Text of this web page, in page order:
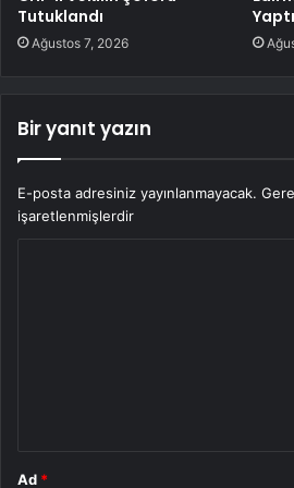
Tutuklandı
Ağustos 7, 2026
Bir yanıt yazın
E-posta adresiniz yayınlanmayacak.
işaretlenmişlerdir
Ad *